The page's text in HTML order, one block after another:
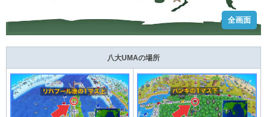
全画面
八大UMAの場所